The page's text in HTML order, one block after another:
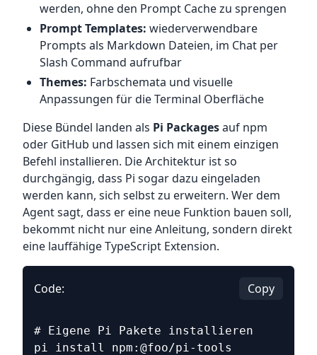
werden, ohne den Prompt Cache zu sprengen
Prompt Templates: wiederverwendbare
Prompts als Markdown Dateien, im Chat per
Slash Command aufrufbar
Themes: Farbschemata und visuelle
Anpassungen für die Terminal Oberfläche
Diese Bündel landen als Pi Packagesauf npm
oder GitHub und lassen sich mit einem einzigen
Befehl installieren. Die Architektur ist so
durchgängig, dass Pi sogar dazu eingeladen
werden kann, sich selbst zu erweitern. Wer dem
Agent sagt, dass er eine neue Funktion bauen soll,
bekommt nicht nur eine Anleitung, sondern direkt
eine lauffähige TypeScript Extension.
Code: Copy
# Eigene Pi Pakete installieren
pi install npm:@foo/pi-tools